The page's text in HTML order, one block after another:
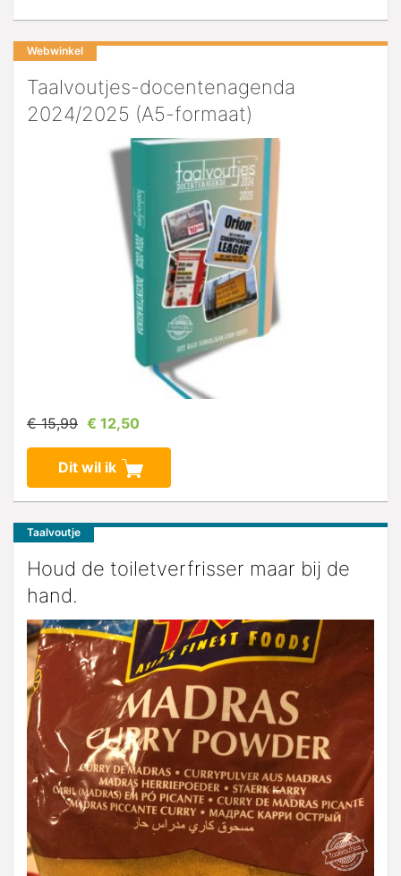
Webwinkel
Taalvoutjes-docentenagenda
2024/2025 (A5-formaat)
€ 15,99 € 12,50
Dit wil ik
Taalvoutje
Houd de toiletverfrisser maar bij de
hand.